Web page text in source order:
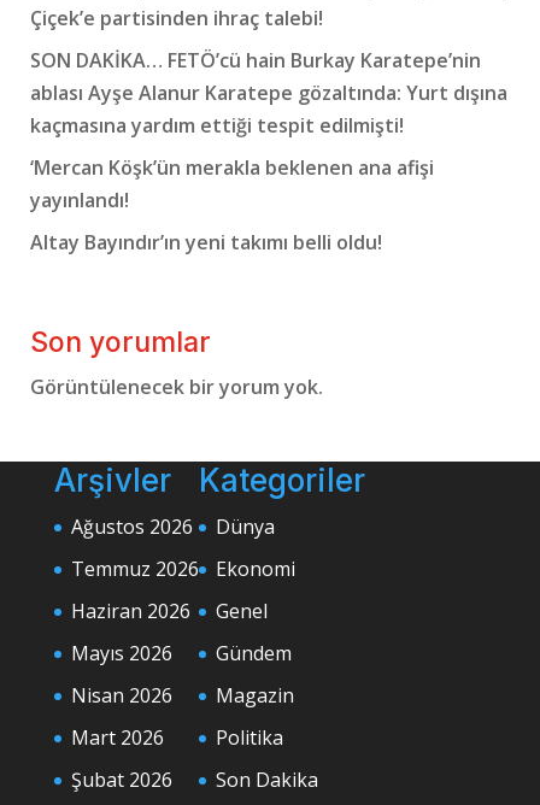
Çiçek’e partisinden ihraç talebi!
SON DAKİKA… FETÖ’cü hain Burkay Karatepe’nin
ablası Ayşe Alanur Karatepe gözaltında: Yurt dışına
kaçmasına yardım ettiği tespit edilmişti!
‘Mercan Köşk’ün merakla beklenen ana afişi
yayınlandı!
Altay Bayındır’ın yeni takımı belli oldu!
Son yorumlar
Görüntülenecek bir yorum yok.
Arşivler
Ağustos 2026
Temmuz 2026
Haziran 2026
Mayıs 2026
Nisan 2026
Mart 2026
Şubat 2026
Kategoriler
Dünya
Ekonomi
Genel
Gündem
Magazin
Politika
Son Dakika